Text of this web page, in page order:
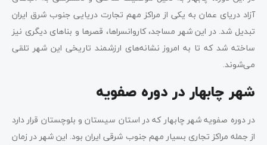
آزاد دریای عمان به یکی از مراکز مهم تجارت دریایی جنوب شرق ایران
تبدیل شد. در این شهر مساجد، کاروانسراها، قصرها و بناهای دیگری نیز
ساخته شد که تا به امروز نشانه‌های ارزشمند تاریخی این شهر تلقی
می‌شوند.
شهر چابهار در دوره صفویه
در دوره صفویه شهر چابهار که در استان سیستان و بلوچستان قرار دارد
از جمله مراکز تجاری بسیار مهم جنوب شرقی ایران بود. این شهر در زمان